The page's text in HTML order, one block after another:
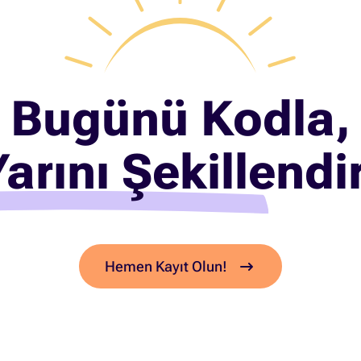
Bugünü Kodla,
Hemen Kayıt Olun!